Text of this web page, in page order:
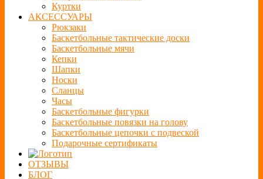
Куртки
АКСЕССУАРЫ
Рюкзаки
Баскетбольные тактические доски
Баскетбольные мячи
Кепки
Шапки
Носки
Сланцы
Часы
Баскетбольные фигурки
Баскетбольные повязки на голову
Баскетбольные цепочки с подвеской
Подарочные сертификаты
ОТЗЫВЫ
БЛОГ